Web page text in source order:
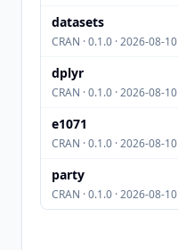
datasets
CRAN · 0.1.0 · 2026-08-10
dplyr
CRAN · 0.1.0 · 2026-08-10
e1071
CRAN · 0.1.0 · 2026-08-10
party
CRAN · 0.1.0 · 2026-08-10